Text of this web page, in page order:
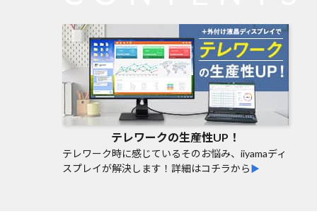
テレワークの生産性UP！
テレワーク時に感じているそのお悩み、iiyamaディ
スプレイが解決します！詳細はコチラから ▶